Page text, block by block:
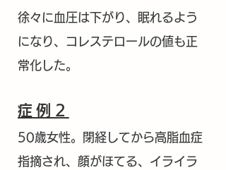
徐々に血圧は下がり、眠れるよう
になり、コレステロールの値も正
常化した。
症例2
50歳女性。閉経してから高脂血症
指摘され、顔がほてる、イライラ